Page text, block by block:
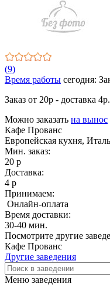
(9)
Время работы сегодня:
Заказ от 20р - доставка 4р.
Можно заказать на вынос
Кафе Прованс
Европейская кухня,
Мин. заказ:
20 р
Доставка:
4 р
Принимаем:
Онлайн-оплата
Время доставки:
30-40 мин.
Посмотрите другие
Кафе Прованс
Другие заведения
Меню заведения